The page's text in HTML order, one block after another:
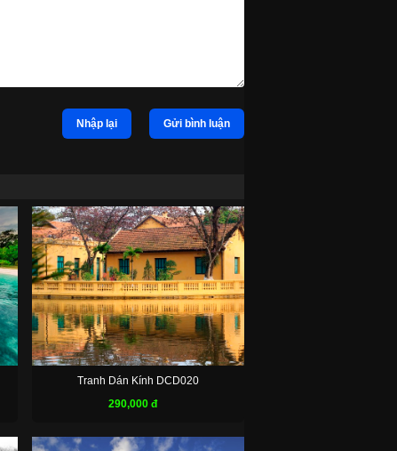
Nhập lại Gửi bình luận
Tranh Dán Kính DCD020
290,000 đ